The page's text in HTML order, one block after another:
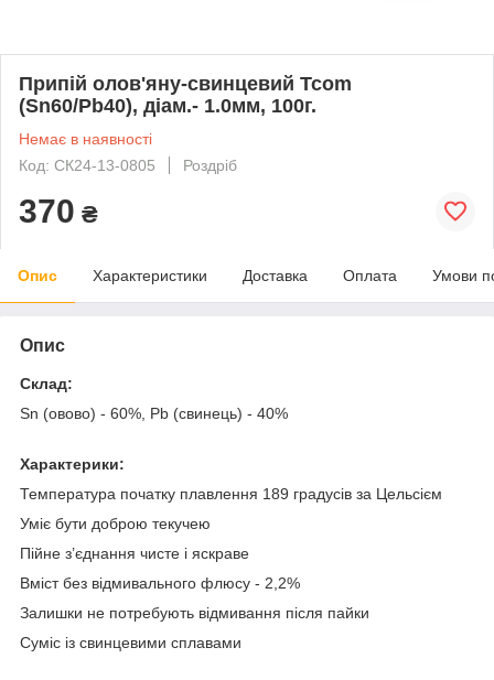
Припій олов'яну-свинцевий Tcom
(Sn60/Pb40), діам.- 1.0мм, 100г.
Немає в наявності
Код: СК24-13-0805
Роздріб
370 ₴
Опис Характеристики Доставка Оплата Умови
Опис
Склад:
Sn (овово) - 60%, Pb (свинець) - 40%
Характерики:
Температура початку плавлення 189 градусів за Цельсієм
Уміє бути доброю текучею
Пійне з’єднання чисте і яскраве
Вміст без відмивального флюсу - 2,2%
Залишки не потребують відмивання після пайки
Суміс із свинцевими сплавами